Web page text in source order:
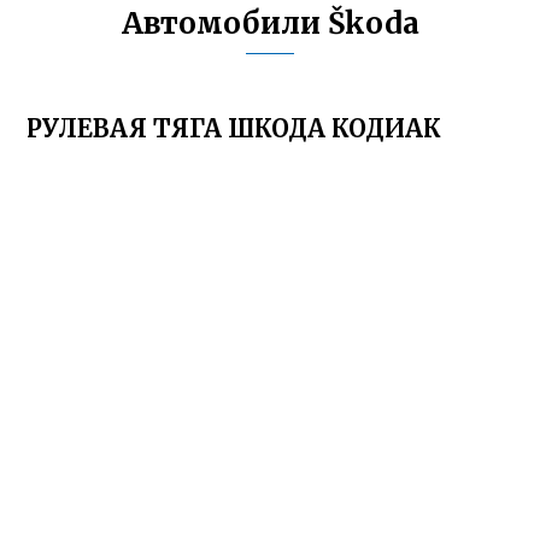
Автомобили Škoda
РУЛЕВАЯ ТЯГА ШКОДА КОДИАК